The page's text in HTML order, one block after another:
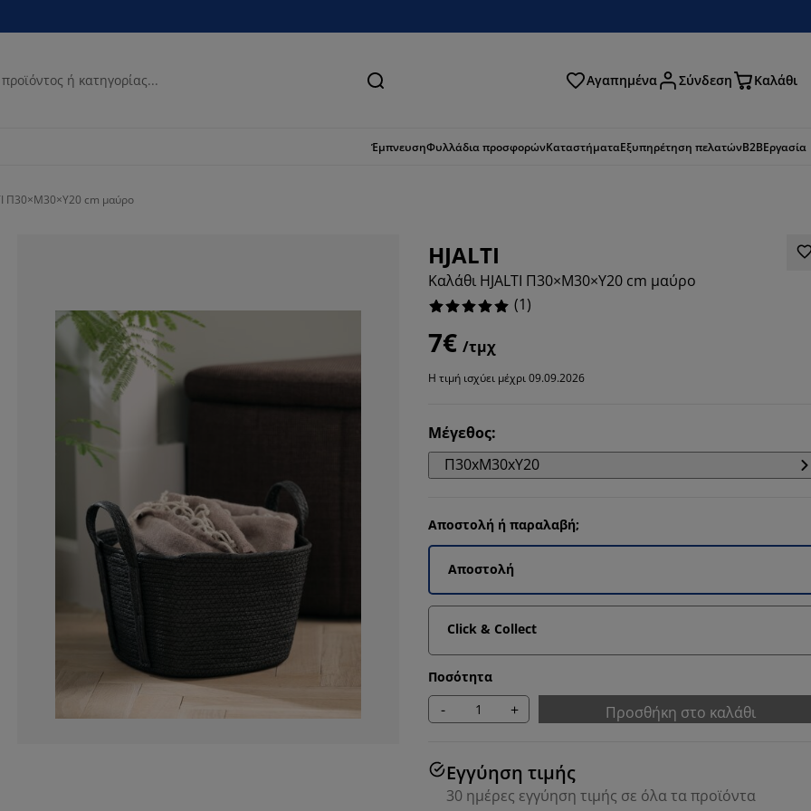
Αναζήτηση Αγαπημένα Σύνδεση Καλάθι
ΈμπνευσηΦυλλάδια προσφορώνΚαταστήματαΕξυπηρέτηση πελατώνB2BΕργασία
Π30×Μ30×Υ20 cm μαύρο
HJALTI
Καλάθι HJALTI Π30×Μ30×Υ20 cm μαύρο
(1)
7€ /τμχ
Η τιμή ισχύει μέχρι 09.09.2026
Μέγεθος:
Π30xΜ30xΥ20
Αποστολή ή παραλαβή;
Αποστολή
Click & Collect
Ποσότητα
- + Προσθήκη στο καλάθι
Εγγύηση τιμής
30 ημέρες εγγύηση τιμής σε όλα τα προϊόντα
100%